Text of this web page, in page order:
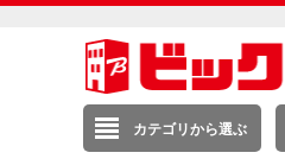
カテゴリから選ぶ